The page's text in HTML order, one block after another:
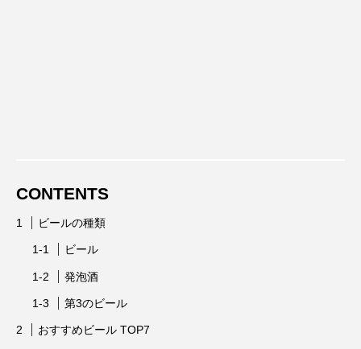
CONTENTS
ビールの種類
ビール
発泡酒
第3のビール
おすすめビール TOP7